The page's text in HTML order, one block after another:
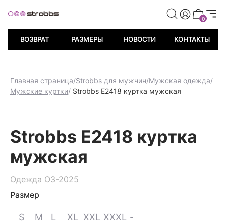
баллов при регистрации Дарим 500
0
ВОЗВРАТ РАЗМЕРЫ НОВОСТИ КОНТАКТЫ
Главная страница/Strobbs для мужчин/Мужская одежда/
Мужские куртки/ Strobbs E2418 куртка мужская
Strobbs E2418 куртка
мужская
Одежда ОЗ-2025
Размер
S M L XL XXL XXXL -